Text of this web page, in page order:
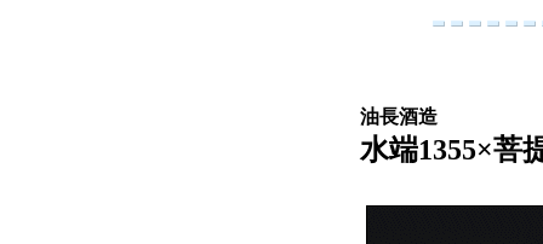
油長酒造
水端1355×菩